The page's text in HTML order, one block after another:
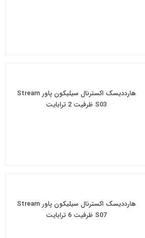
هارددیسک اکسترنال سیلیکون پاور Stream
S03 ظرفیت 2 ترابایت
هارددیسک اکسترنال سیلیکون پاور Stream
S07 ظرفیت 6 ترابایت